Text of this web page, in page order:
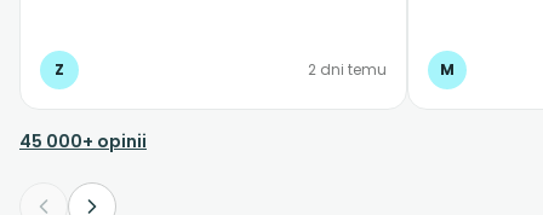
Z 2 dni temu M
45 000+ opinii